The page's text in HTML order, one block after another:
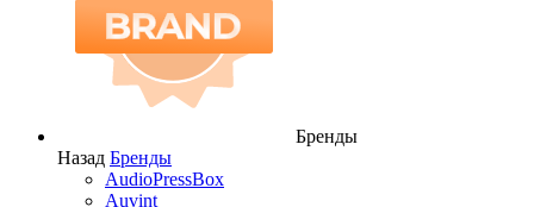
Бренды
Назад Бренды
AudioPressBox
Auvint